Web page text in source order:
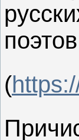
поэтов
(